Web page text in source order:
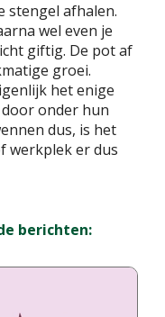
stengel afhalen.
wel even je
giftig. De pot af
groei.
het enige
onder hun
dus, is het
werkplek er dus
berichten: